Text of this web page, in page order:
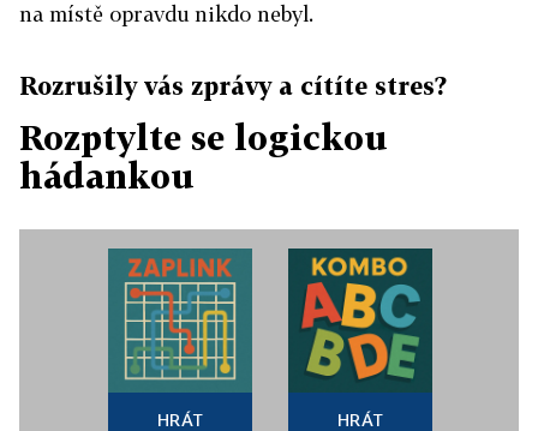
na místě opravdu nikdo nebyl.
Rozrušily vás zprávy a cítíte stres?
Rozptylte se logickou
hádankou
HRÁT HRÁT